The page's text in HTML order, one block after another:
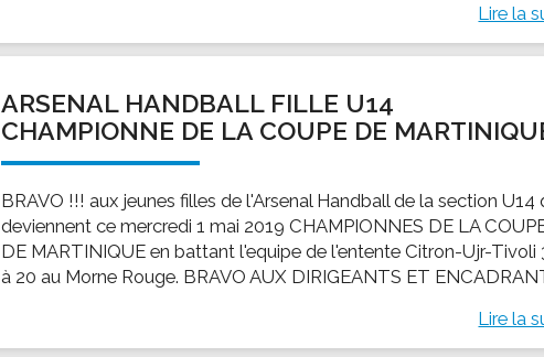
Lire la
ARSENAL HANDBALL FILLE U14
CHAMPIONNE DE LA COUPE DE
BRAVO !!! aux jeunes filles de l'Arsenal Handball de la section U14
deviennent ce mercredi 1 mai 2019 CHAMPIONNES DE LA
DE MARTINIQUE en battant l'equipe de l'entente Citron-Ujr-Tivoli
à 20 au Morne Rouge. BRAVO AUX DIRIGEANTS ET
Lire la